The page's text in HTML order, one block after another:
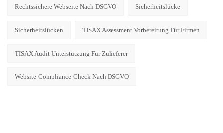
Rechtssichere Webseite Nach DSGVO Sicherheitslücke
Sicherheitslücken TISAX Assessment Vorbereitung Für Firmen
TISAX Audit Unterstützung Für Zulieferer
Website-Compliance-Check Nach DSGVO